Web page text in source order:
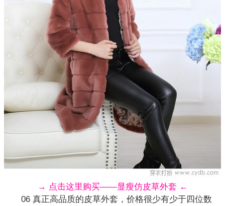
→ 点击这里购买——显瘦仿皮草外套 ←
06 真正高品质的皮草外套，价格很少有少于四位数